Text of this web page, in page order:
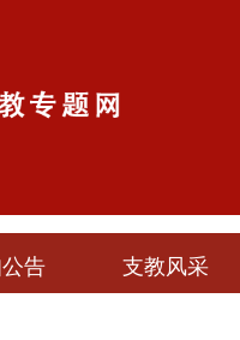
告 支教风采